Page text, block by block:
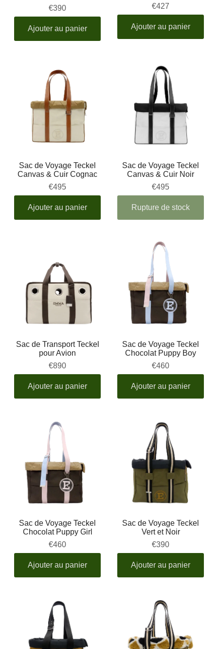
€390
Ajouter au panier
€427
Ajouter au panier
Sac de Voyage Teckel
Canvas & Cuir Cognac
€495
Ajouter au panier
Sac de Voyage Teckel
Canvas & Cuir Noir
€495
Rupture de stock
Sac de Transport Teckel
pour Avion
€890
Ajouter au panier
Sac de Voyage Teckel
Chocolat Puppy Boy
€460
Ajouter au panier
Sac de Voyage Teckel
Chocolat Puppy Girl
€460
Ajouter au panier
Sac de Voyage Teckel
Vert et Noir
€390
Ajouter au panier